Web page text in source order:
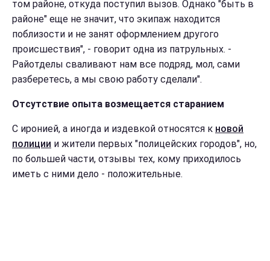
том районе, откуда поступил вызов. Однако "быть в
районе" еще не значит, что экипаж находится
поблизости и не занят оформлением другого
происшествия", - говорит одна из патрульных. -
Райотделы сваливают нам все подряд, мол, сами
разберетесь, а мы свою работу сделали".
Отсутствие опыта возмещается старанием
С иронией, а иногда и издевкой относятся к новой
полиции и жители первых "полицейских городов", но,
по большей части, отзывы тех, кому приходилось
иметь с ними дело - положительные.